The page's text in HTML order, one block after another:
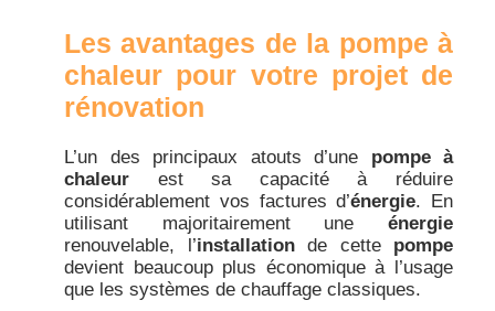
Les avantages de la pompe à
chaleur pour votre projet de
rénovation
L’un des principaux atouts d’une pompe à
chaleur est sa capacité à réduire
considérablement vos factures d’énergie. En
utilisant majoritairement une énergie
renouvelable, l’installationde cette pompe
devient beaucoup plus économique à l’usage
que les systèmes de chauffage classiques.